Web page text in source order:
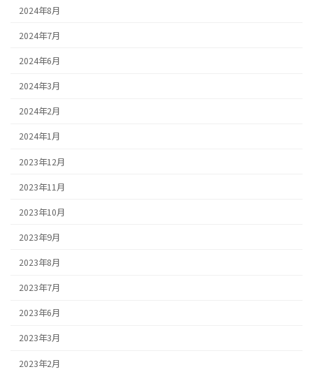
2024年8月
2024年7月
2024年6月
2024年3月
2024年2月
2024年1月
2023年12月
2023年11月
2023年10月
2023年9月
2023年8月
2023年7月
2023年6月
2023年3月
2023年2月